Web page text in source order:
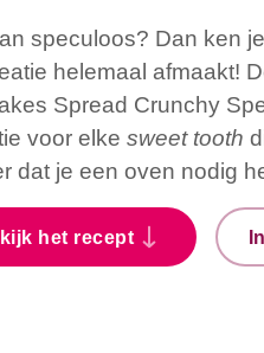
speculoos? Dan ken
helemaal afmaakt!
Spread Crunchy
voor elke sweet tooth
dat je een oven nodig
het recept